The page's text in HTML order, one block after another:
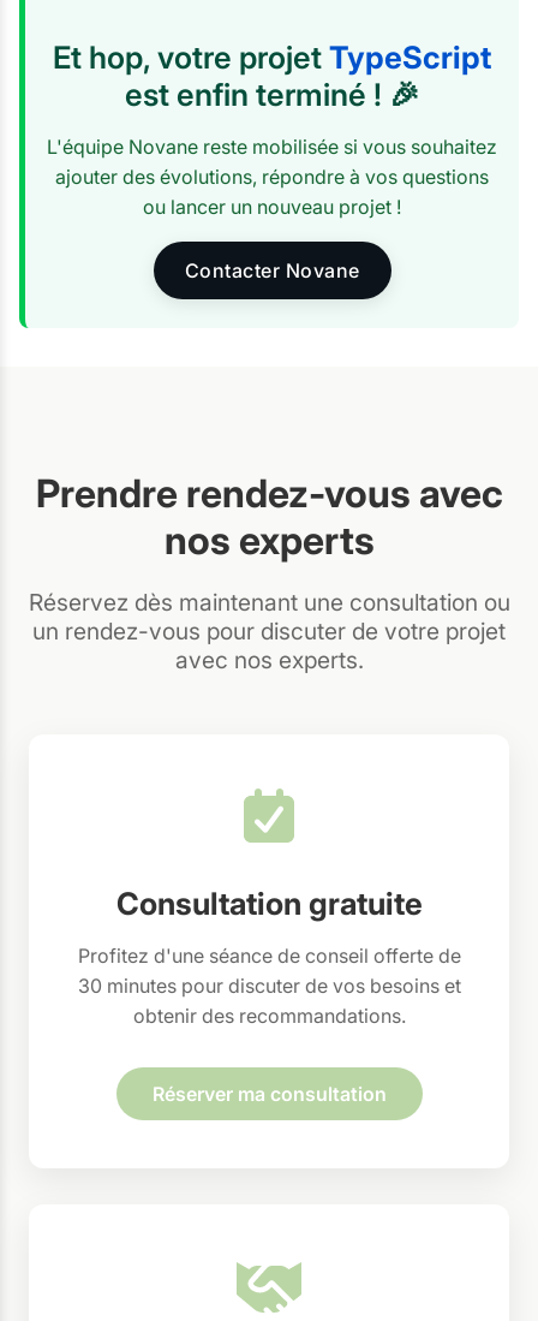
Et hop, votre projetTypeScript
est enfin terminé ! 🎉
L'équipe Novane reste mobilisée si vous souhaitez
ajouter des évolutions, répondre à vos questions
ou lancer un nouveau projet !
Contacter Novane
Prendre rendez-vous avec
nos experts
Réservez dès maintenant une consultation ou
un rendez-vous pour discuter de votre projet
avec nos experts.
Consultation gratuite
Profitez d'une séance de conseil offerte de
30 minutes pour discuter de vos besoins et
obtenir des recommandations.
Réserver ma consultation